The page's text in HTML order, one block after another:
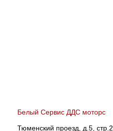
Белый Сервис ДДС моторс
Тюменский проезд, д.5, стр.2